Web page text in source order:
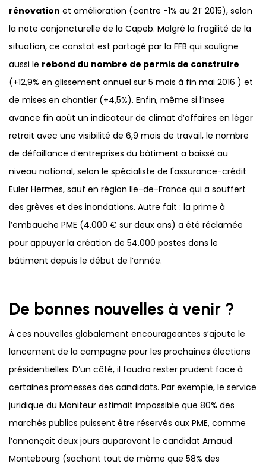
rénovation et amélioration (contre -1% au 2T 2015), selon
la note conjoncturelle de la Capeb. Malgré la fragilité de la
situation, ce constat est partagé par la FFB qui souligne
aussi le rebond du nombre de permis de construire
(+12,9% en glissement annuel sur 5 mois à fin mai 2016 ) et
de mises en chantier (+4,5%). Enfin, même si l’Insee
avance fin août un indicateur de climat d’affaires en léger
retrait avec une visibilité de 6,9 mois de travail, le nombre
de défaillance d’entreprises du bâtiment a baissé au
niveau national, selon le spécialiste de l'assurance-crédit
Euler Hermes, sauf en région Ile-de-France qui a souffert
des grèves et des inondations. Autre fait : la prime à
l’embauche PME (4.000 € sur deux ans) a été réclamée
pour appuyer la création de 54.000 postes dans le
bâtiment depuis le début de l’année.
De bonnes nouvelles à venir ?
À ces nouvelles globalement encourageantes s’ajoute le
lancement de la campagne pour les prochaines élections
présidentielles. D’un côté, il faudra rester prudent face à
certaines promesses des candidats. Par exemple, le service
juridique du Moniteur estimait impossible que 80% des
marchés publics puissent être réservés aux PME, comme
l’annonçait deux jours auparavant le candidat Arnaud
Montebourg (sachant tout de même que 58% des